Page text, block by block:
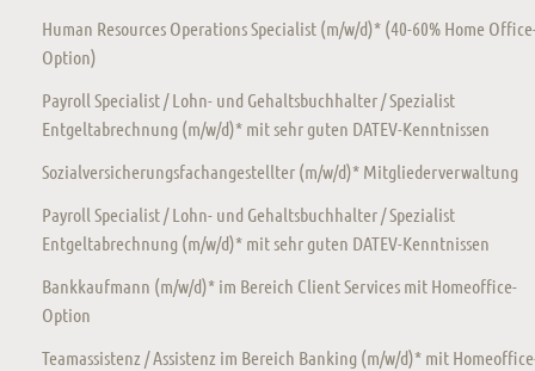
Human Resources Operations Specialist (m/w/d)* (40-60% Home
Option)
Payroll Specialist / Lohn- und Gehaltsbuchhalter / Spezialist
Entgeltabrechnung (m/w/d)* mit sehr guten DATEV-Kenntnissen
Sozialversicherungsfachangestellter (m/w/d)* Mitgliederverwaltung
Payroll Specialist / Lohn- und Gehaltsbuchhalter / Spezialist
Entgeltabrechnung (m/w/d)* mit sehr guten DATEV-Kenntnissen
Bankkaufmann (m/w/d)* im Bereich Client Services mit Homeoffice-
Option
Teamassistenz / Assistenz im Bereich Banking (m/w/d)* mit